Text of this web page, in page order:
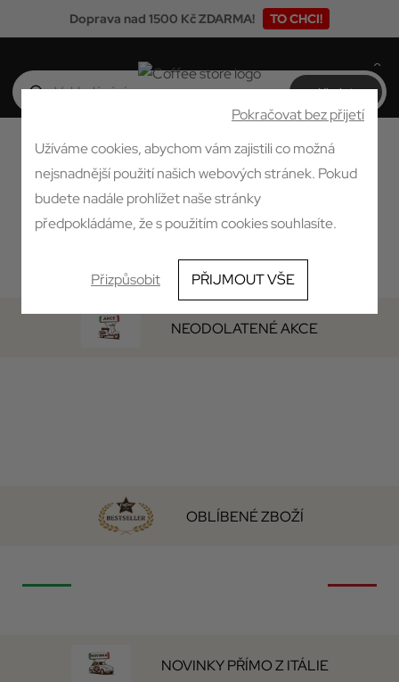
Doprava nad 1500 Kč ZDARMA! TO CHCI!
0
NEODOLATENÉ AKCE
OBLÍBENÉ ZBOŽÍ
NOVINKY PŘÍMO Z ITÁLIE
Pokračovat bez přijetí
Užíváme cookies, abychom vám zajistili co možná
nejsnadnější použití našich webových stránek. Pokud
budete nadále prohlížet naše stránky
předpokládáme, že s použitím cookies souhlasíte.
Přizpůsobit PŘIJMOUT VŠE